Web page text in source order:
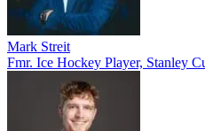
Mark Streit
Fmr. Ice Hockey Player, Stanley